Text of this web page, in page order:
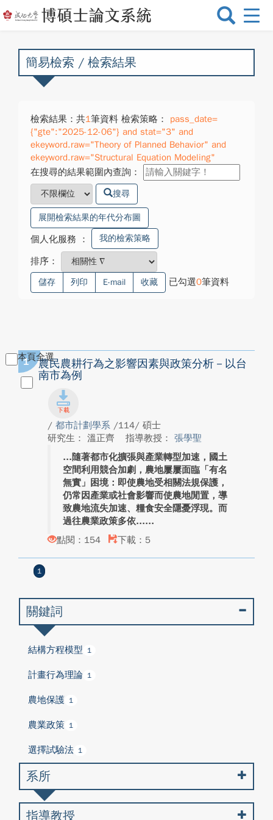
選
換
簡易檢索 / 檢索結果
檢索結果：共1筆資料 檢索策略：
pass_date=
{"gte":"2025-12-06"} and stat="3" and
ekeyword.raw="Theory of Planned Behavior" and
ekeyword.raw="Structural Equation Modeling"
在搜尋的結果範圍內查詢：
搜尋
展開檢索結果的年代分布圖
個人化服務 ： 我的檢索策略
排序：
儲存 列印 E-mail 收藏 已勾選0筆資料
本頁全選
1
農民農耕行為之影響因素與政策分析－以台
南市為例
/ 都市計劃學系 /114/ 碩士
研究生： 溫正齊
指導教授： 張學聖
隨著都市化擴張與產業轉型加速，國土
空間利用競合加劇，農地屢屢面臨「有名
無實」困境：即使農地受相關法規保護，
仍常因產業或社會影響而使農地閒置，導
致農地流失加速、糧食安全隱憂浮現。而
過往農業政策多依...
點閱：154
下載：5
1
關鍵詞
結構方程模型 1
計畫行為理論 1
農地保護 1
農業政策 1
選擇試驗法 1
系所
指導教授